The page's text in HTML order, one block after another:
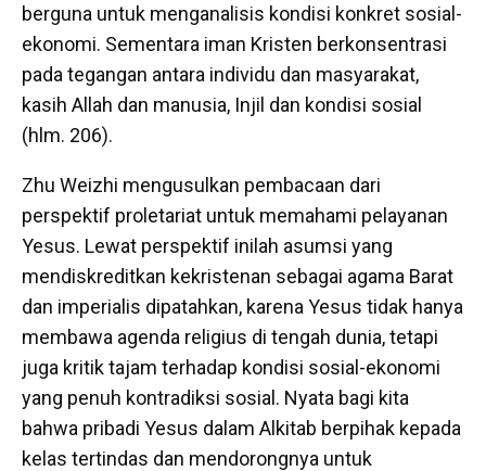
berguna untuk menganalisis kondisi konkret sosial-
ekonomi. Sementara iman Kristen berkonsentrasi
pada tegangan antara individu dan masyarakat,
kasih Allah dan manusia, Injil dan kondisi sosial
(hlm. 206).
Zhu Weizhi mengusulkan pembacaan dari
perspektif proletariat untuk memahami pelayanan
Yesus. Lewat perspektif inilah asumsi yang
mendiskreditkan kekristenan sebagai agama Barat
dan imperialis dipatahkan, karena Yesus tidak hanya
membawa agenda religius di tengah dunia, tetapi
juga kritik tajam terhadap kondisi sosial-ekonomi
yang penuh kontradiksi sosial. Nyata bagi kita
bahwa pribadi Yesus dalam Alkitab berpihak kepada
kelas tertindas dan mendorongnya untuk